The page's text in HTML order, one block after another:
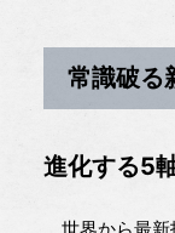
常識破る
進化する5